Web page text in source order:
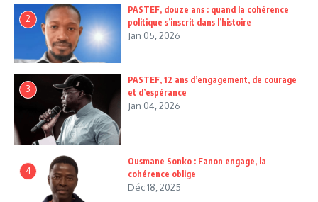
2
PASTEF, douze ans : quand la cohérence
politique s’inscrit dans l’histoire
Jan 05, 2026
3
PASTEF, 12 ans d’engagement, de courage
et d’espérance
Jan 04, 2026
4
Ousmane Sonko : Fanon engage, la
cohérence oblige
Déc 18, 2025